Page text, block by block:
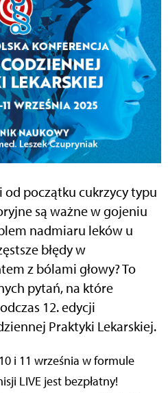
od początku cukrzycy typu
są ważne w gojeniu
nadmiaru leków u
błędy w
z bólami głowy? To
pytań, na które
12. edycji
Praktyki Lekarskiej.
i 11 września w formule
LIVE jest bezpłatny!